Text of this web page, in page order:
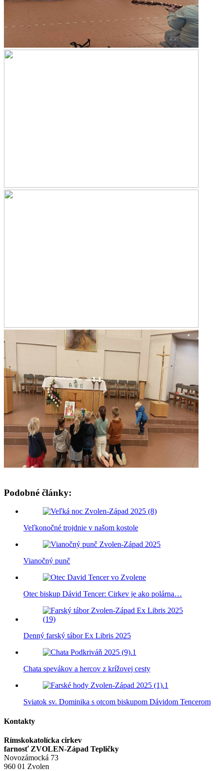
Podobné články:
Veľkonočné trojdnie v našom kostole
Vianočný punč
Otec biskup Dávid Tencer: Cirkev je ako polárna…
Denný farský tábor Ex Libris 2025
Chata spevákov a hercov z krížovej cesty
Sviatok sv. Dominika s otcom biskupom Dávidom Tencerom
Kontakty
Rímskokatolícka cirkev
farnosť ZVOLEN-Západ Tepličky
Novozámocká 73
960 01 Zvolen